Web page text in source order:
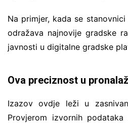
Na primjer, kada se
odražava najnovije gradske
javnosti u digitalne gradske
Ova preciznost u
Izazov ovdje leži u
Provjerom izvornih